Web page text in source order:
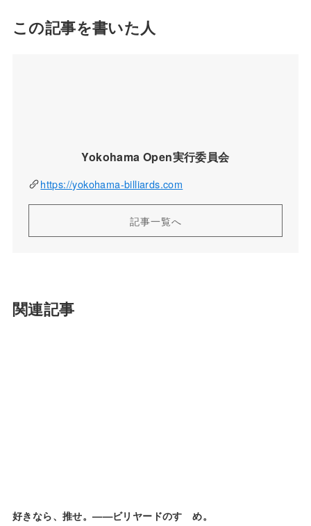
この記事を書いた人
Yokohama Open実行委員会
https://yokohama-billiards.com
記事一覧へ
関連記事
好きなら、推せ。——ビリヤードのすゝめ。